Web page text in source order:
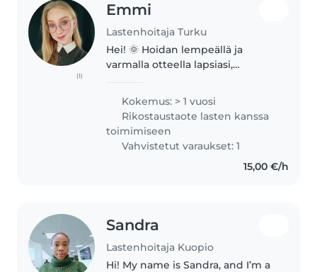
(1)
Emmi
Lastenhoitaja Turku
Hei! 🌞 Hoidan lempeällä ja
varmalla otteella lapsiasi,
työlle, vapaa-ajalle tai
ihmissuhteille.👩🏼🍼❣️ Teen
mielelläni myös kodinhoidollisia
tehtäviä...
Kokemus: > 1 vuosi
Rikostaustaote lasten kanssa
toimimiseen
Vahvistetut varaukset: 1
15,00 €/h
Sandra
Lastenhoitaja Kuopio
Hi! My name is Sandra, and I’m a